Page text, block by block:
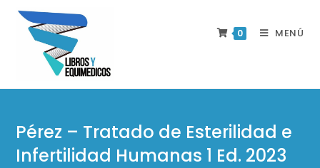
0 MENÚ
Pérez – Tratado de Esterilidad e
Infertilidad Humanas 1 Ed. 2023